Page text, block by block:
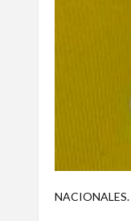
SANTIAGO
NACIONALES.